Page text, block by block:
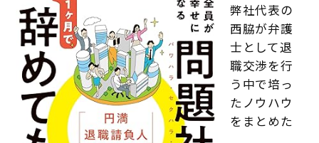
弊社代表の
西脇が弁護
士として退
職交渉を行
う中で培っ
たノウハウ
をまとめた